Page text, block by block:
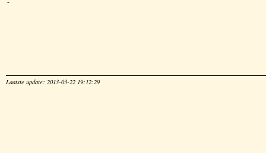
Laatste update: 2013-03-22 19:12:29